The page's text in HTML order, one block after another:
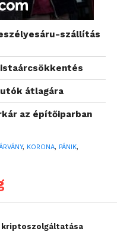
Sándor, a
a Magyar
a vendégek száma
van, nem elég
a veszélyek nem
helyzet még
számára.
szállítás
átlagára
az építőiparban
, KORONA, PÁNIK,
kriptoszolgáltatása